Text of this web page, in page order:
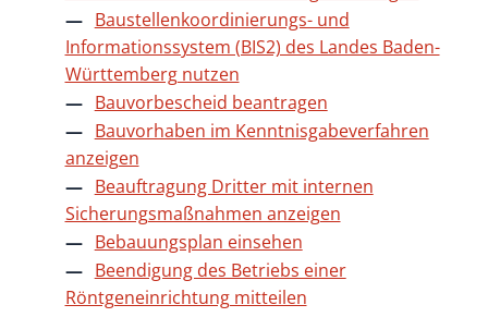
Baustellenkoordinierungs- und
Informationssystem (BIS2) des Landes Baden-
Württemberg nutzen
Bauvorbescheid beantragen
Bauvorhaben im Kenntnisgabeverfahren
anzeigen
Beauftragung Dritter mit internen
Sicherungsmaßnahmen anzeigen
Bebauungsplan einsehen
Beendigung des Betriebs einer
Röntgeneinrichtung mitteilen